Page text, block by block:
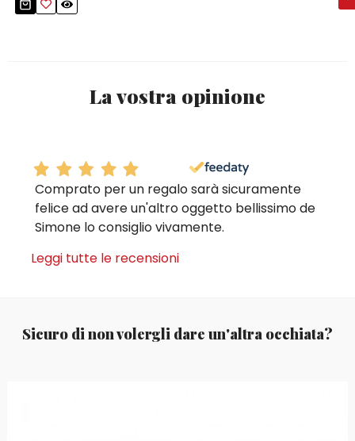
La vostra opinione
Comprato per un regalo sarà sicuramente
felice ad avere un'altro oggetto bellissimo de
Simone lo consiglio vivamente.
Leggi tutte le recensioni
Sicuro di non volergli dare un'altra occhiata?